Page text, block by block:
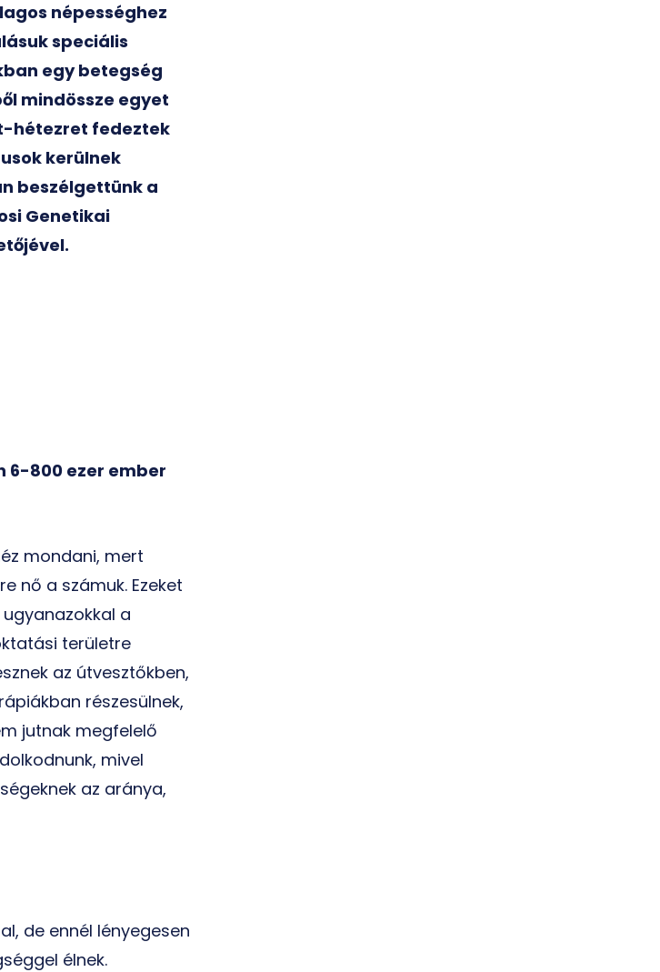
népességhez
speciális
egy betegség
mindössze egyet
hétezret fedeztek
kerülnek
beszélgettünk a
Genetikai
6-800 ezer ember
mondani, mert
nő a számuk. Ezeket
a
területre
az útvesztőkben,
részesülnek,
jutnak megfelelő
mivel
az aránya,
de ennél lényegesen
élnek.